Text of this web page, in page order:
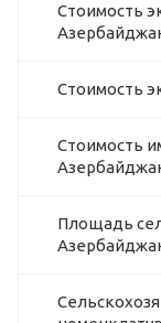
Стоимость
Стоимость
Стоимость
Площадь